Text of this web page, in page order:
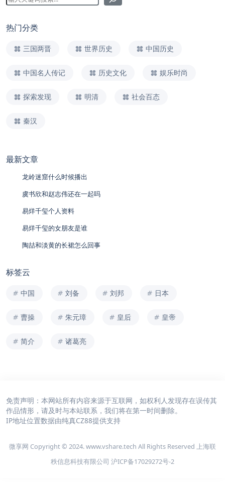
热门分类
三国两晋 世界历史 中国历史
中国名人传记 历史文化 娱乐时尚
探索发现 明清 社会百态
秦汉
最新文章
龙岭迷窟什么时候播出
虞书欣和赵志伟还在一起吗
易烊千玺个人资料
易烊千玺的女朋友是谁
陶喆和淡黄的长裙怎么回事
标签云
中国 刘备 刘邦 日本
曹操 朱元璋 皇后 皇帝
简介 诸葛亮
免责声明：本网站所有内容来源于互联网，如权利人发现存在误传其
作品情形，请及时与本站联系，我们将在第一时间删除。
IP地址位置数据由纯真CZ88提供支持
微享网 Copyright © 2024. www.vshare.tech All Rights Reserved 上海联
秩信息科技有限公司 沪ICP备17029272号-2